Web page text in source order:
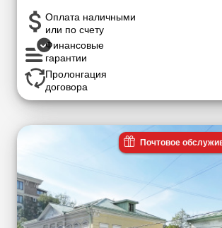
Оплата наличными
или по счету
Финансовые
гарантии
Пролонгация
договора
Почтовое